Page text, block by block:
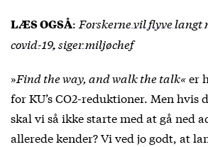
LÆS OGSÅ: Forskerne vil flyve
covid-19, siger miljøchef
»Find the way, and walk the talk«er
for KU’s CO2-reduktioner. Men hvis
skal vi så ikke starte med at gå ned
allerede kender? Vi ved jo godt, at